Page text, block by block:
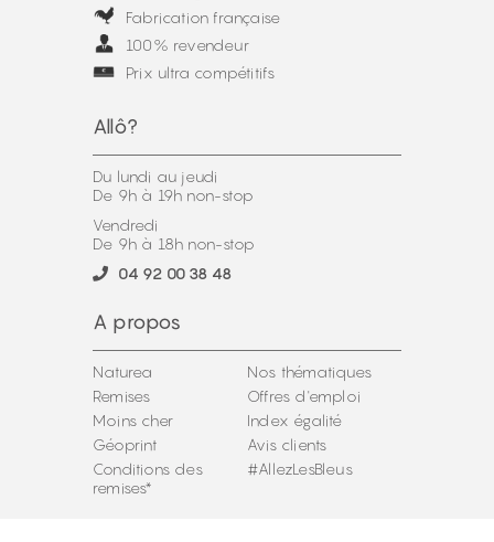
Fabrication française
100% revendeur
Prix ultra compétitifs
Allô?
Du lundi au jeudi
De 9h à 19h non-stop
Vendredi
De 9h à 18h non-stop
04 92 00 38 48
A propos
Naturea
Remises
Moins cher
Géoprint
Conditions des
remises*
Nos thématiques
Offres d'emploi
Index égalité
Avis clients
#AllezLesBleus